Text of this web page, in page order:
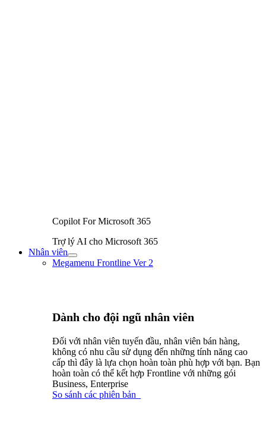
Copilot For Microsoft 365
Trợ lý AI cho Microsoft 365
Nhân viên
Bật/tắt
Menu
Megamenu Frontline Ver 2
Dành cho đội ngũ nhân viên
Đối với nhân viên tuyến đầu, nhân viên bán hàng,
không có nhu cầu sử dụng đến những tính năng cao
cấp thì đây là lựa chọn hoàn toàn phù hợp với bạn. Bạn
hoàn toàn có thể kết hợp Frontline với những gói
Business, Enterprise
So sánh các phiên bản